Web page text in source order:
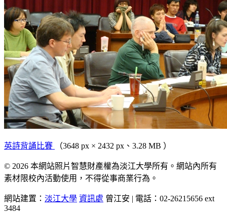
英詩背誦比賽 （3648 px × 2432 px、3.28 MB ）
© 2026 本網站照片智慧財產權為淡江大學所有。網站內所有
素材限校內活動使用，不得從事商業行為。
網站建置： 淡江大學 資訊處 曾江安 | 電話：02-26215656 ext
3484